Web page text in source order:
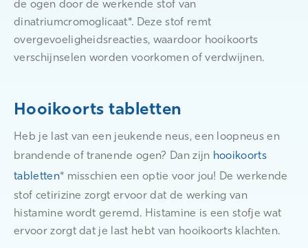
de ogen door de werkende stof van
dinatriumcromoglicaat*. Deze stof remt
overgevoeligheidsreacties, waardoor hooikoorts
verschijnselen worden voorkomen of verdwijnen.
Hooikoorts tabletten
Heb je last van een jeukende neus, een loopneus en
brandende of tranende ogen? Dan zijn hooikoorts
tabletten* misschien een optie voor jou! De werkende
stof cetirizine zorgt ervoor dat de werking van
histamine wordt geremd. Histamine is een stofje wat
ervoor zorgt dat je last hebt van hooikoorts klachten.